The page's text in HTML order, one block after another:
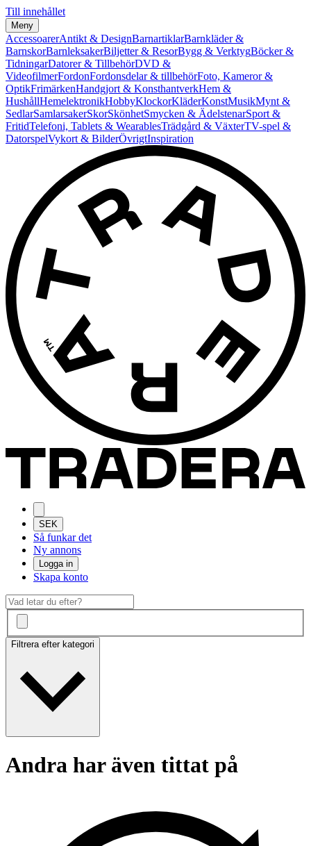
Till innehållet
Meny
AccessoarerAntikt & DesignBarnartiklarBarnkläder &
BarnskorBarnleksakerBiljetter & ResorBygg & VerktygBöcker &
TidningarDatorer & TillbehörDVD &
VideofilmerFordonFordonsdelar & tillbehörFoto, Kameror &
OptikFrimärkenHandgjort & KonsthantverkHem &
HushållHemelektronikHobbyKlockorKläderKonstMusikMynt &
SedlarSamlarsakerSkorSkönhetSmycken & ÄdelstenarSport &
FritidTelefoni, Tablets & WearablesTrädgård & VäxterTV-spel &
DatorspelVykort & BilderÖvrigtInspiration
SEK
Så funkar det
Ny annons
Logga in
Skapa konto
Filtrera efter kategori
Andra har även tittat på